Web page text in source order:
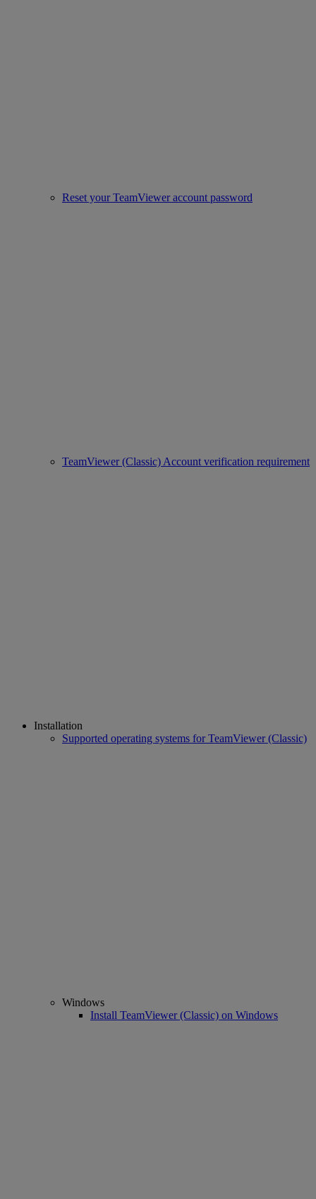
Reset your TeamViewer account password
TeamViewer (Classic) Account verification requirement
Installation
Supported operating systems for TeamViewer (Classic)
Windows
Install TeamViewer (Classic) on Windows